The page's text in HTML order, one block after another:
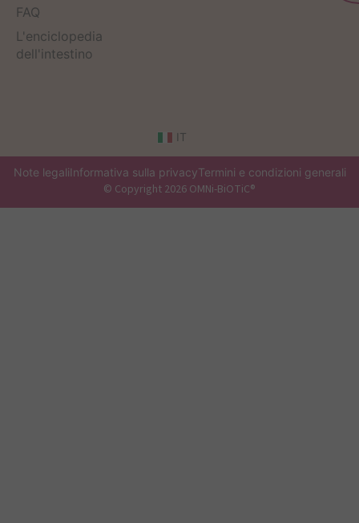
FAQ
L'enciclopedia
dell'intestino
IT
Note legaliInformativa sulla privacyTermini e condizioni generali
© Copyright 2026 OMNi-BiOTiC®